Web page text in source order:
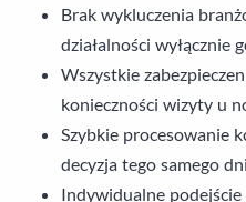
Brak wykluczenia
działalności wyłącznie
Wszystkie
konieczności wizyty u
Szybkie procesowanie
decyzja tego samego
Indywidualne